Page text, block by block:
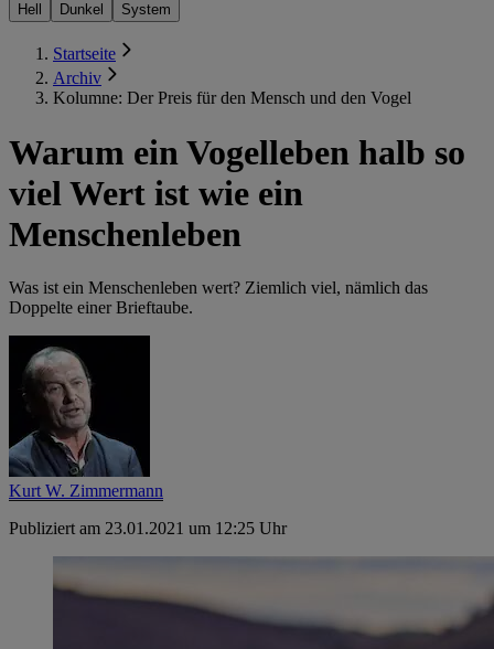
Hell Dunkel System
Startseite
Archiv
Kolumne: Der Preis für den Mensch und den Vogel
Warum ein Vogelleben halb so
viel Wert ist wie ein
Menschenleben
Was ist ein Menschenleben wert? Ziemlich viel, nämlich das
Doppelte einer Brieftaube.
Kurt W. Zimmermann
Publiziert am 23.01.2021 um 12:25 Uhr